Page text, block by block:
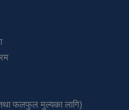
फलफुल मुल्यका लागि)